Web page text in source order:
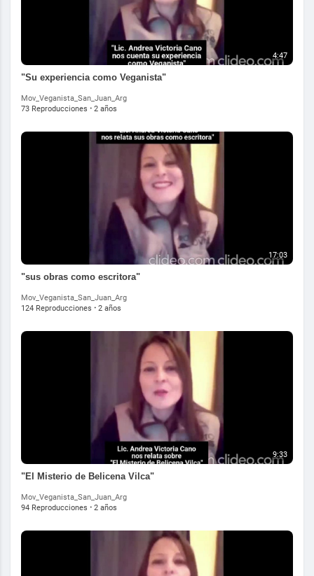
4:47
"Su experiencia como Veganista"
Mov_Veganista_San_Juan_Arg
73 Reproducciones · 2 años
17:03
"sus obras como escritora"
Mov_Veganista_San_Juan_Arg
124 Reproducciones · 2 años
9:33
"El Misterio de Belicena Vilca"
Mov_Veganista_San_Juan_Arg
94 Reproducciones · 2 años